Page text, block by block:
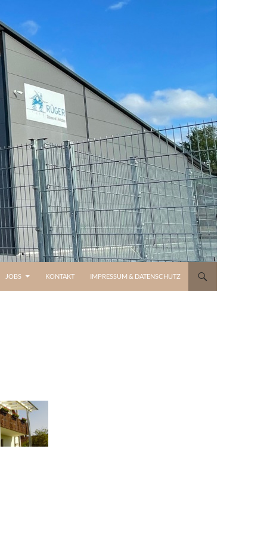
JOBS KONTAKT IMPRESSUM & DATENSCHUTZ